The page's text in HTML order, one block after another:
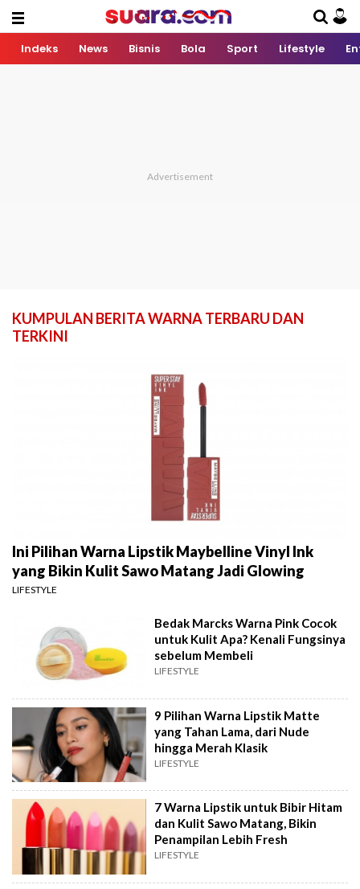
Indeks News Bisnis Bola Sport Lifestyle
KUMPULAN BERITA WARNA TERBARU DAN
TERKINI
Ini Pilihan Warna Lipstik Maybelline Vinyl Ink
yang Bikin Kulit Sawo Matang Jadi Glowing
LIFESTYLE
Bedak Marcks Warna Pink Cocok
untuk Kulit Apa? Kenali Fungsinya
sebelum Membeli
LIFESTYLE
9 Pilihan Warna Lipstik Matte
yang Tahan Lama, dari Nude
hingga Merah Klasik
LIFESTYLE
7 Warna Lipstik untuk Bibir Hitam
dan Kulit Sawo Matang, Bikin
Penampilan Lebih Fresh
LIFESTYLE